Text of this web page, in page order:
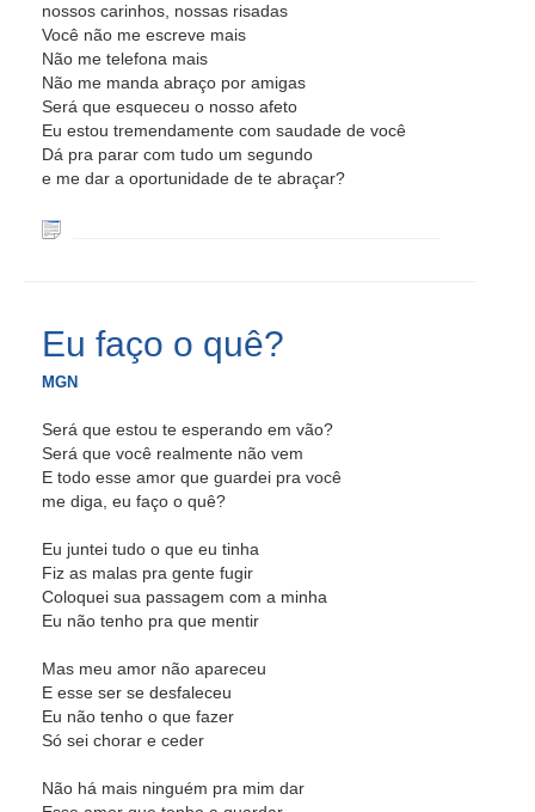
nossos carinhos, nossas risadas
Você não me escreve mais
Não me telefona mais
Não me manda abraço por amigas
Será que esqueceu o nosso afeto
Eu estou tremendamente com saudade de você
Dá pra parar com tudo um segundo
e me dar a oportunidade de te abraçar?
Eu faço o quê?
MGN
Será que estou te esperando em vão?
Será que você realmente não vem
E todo esse amor que guardei pra você
me diga, eu faço o quê?
Eu juntei tudo o que eu tinha
Fiz as malas pra gente fugir
Coloquei sua passagem com a minha
Eu não tenho pra que mentir
Mas meu amor não apareceu
E esse ser se desfaleceu
Eu não tenho o que fazer
Só sei chorar e ceder
Não há mais ninguém pra mim dar